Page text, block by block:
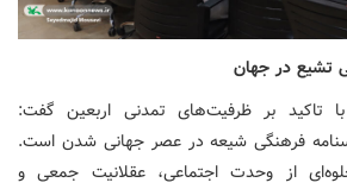
تشیع در جهان
تاکید بر ظرفیت‌های تمدنی اربعین گفت:
فرهنگی شیعه در عصر جهانی شدن است.
از وحدت اجتماعی، عقلانیت جمعی و